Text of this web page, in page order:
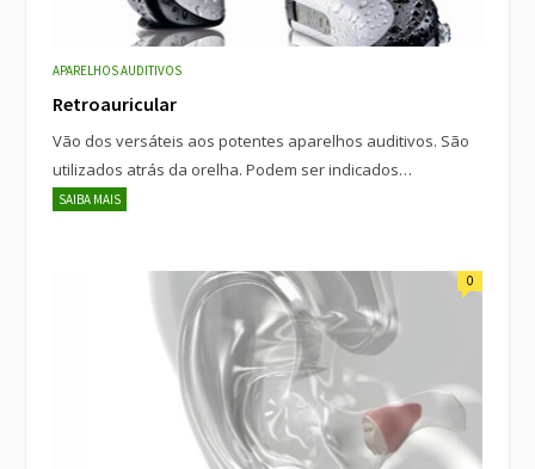
APARELHOS AUDITIVOS
Retroauricular
Vão dos versáteis aos potentes aparelhos auditivos. São
utilizados atrás da orelha. Podem ser indicados…
SAIBA MAIS
0